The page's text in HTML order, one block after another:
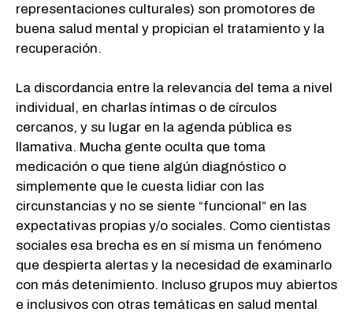
representaciones culturales) son promotores de
buena salud mental y propician el tratamiento y la
recuperación.
La discordancia entre la relevancia del tema a nivel
individual, en charlas íntimas o de círculos
cercanos, y su lugar en la agenda pública es
llamativa. Mucha gente oculta que toma
medicación o que tiene algún diagnóstico o
simplemente que le cuesta lidiar con las
circunstancias y no se siente “funcional” en las
expectativas propias y/o sociales. Como cientistas
sociales esa brecha es en sí misma un fenómeno
que despierta alertas y la necesidad de examinarlo
con más detenimiento. Incluso grupos muy abiertos
e inclusivos con otras temáticas en salud mental